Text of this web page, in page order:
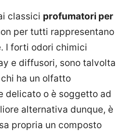
classici profumatori per
per tutti rappresentano
I forti odori chimici
e diffusori, sono talvolta
ha un olfatto
delicato o è soggetto ad
alternativa dunque, è
propria un composto